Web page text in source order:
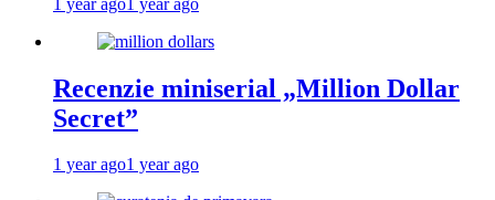
Recenzie miniserial „Million Dollar
Secret”
1 year ago1 year ago